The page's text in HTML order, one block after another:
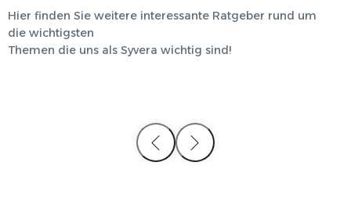
Hier finden Sie weitere interessante Ratgeber rund um
die wichtigsten
Themen die uns als Syvera wichtig sind!